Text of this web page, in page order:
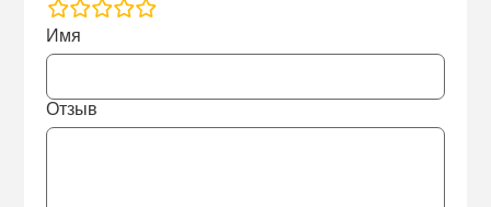
rating
fields
Имя
Отзыв